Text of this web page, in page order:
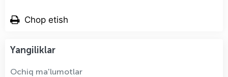
Chop etish
Yangiliklar
Ochiq ma'lumotlar